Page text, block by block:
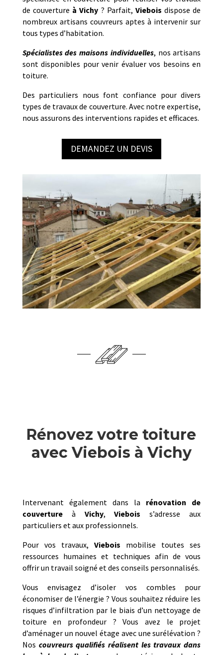
de couverture à Vichy ? Parfait, Viebois dispose de
nombreux artisans couvreurs aptes à intervenir sur
tous types d’habitation.
Spécialistes des maisons individuelles, nos artisans
sont disponibles pour venir évaluer vos besoins en
toiture.
Des particuliers nous font confiance pour divers
types de travaux de couverture. Avec notre expertise,
nous assurons des interventions rapides et efficaces.
DEMANDEZ UN DEVIS
Rénovez votre toiture
avec Viebois à Vichy
Intervenant également dans la rénovation de
couvertureà Vichy,Viebois s’adresse aux
particuliers et aux professionnels.
Pour vos travaux, Viebois mobilise toutes ses
ressources humaines et techniques afin de vous
offrir un travail soigné et des conseils personnalisés.
Vous envisagez d’isoler vos combles pour
économiser de l’énergie ? Vous souhaitez réduire les
risques d’infiltration par le biais d’un nettoyage de
toiture en profondeur ? Vous avez le projet
d’aménager un nouvel étage avec une surélévation ?
Nos couvreurs qualifiés réalisent les travaux dans